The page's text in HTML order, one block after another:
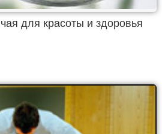
для красоты и здоровья